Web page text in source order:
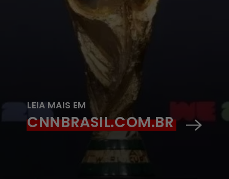
LEIA MAIS EM
CNNBRASIL.COM.BR